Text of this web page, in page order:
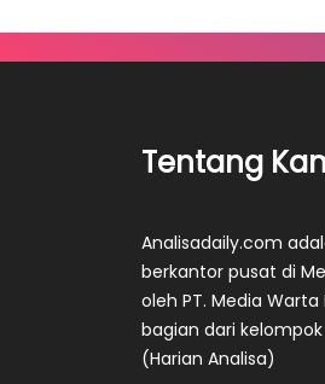
Tentang
Analisadaily.com
berkantor pusat di
oleh PT. Media
bagian dari
(Harian Analisa)